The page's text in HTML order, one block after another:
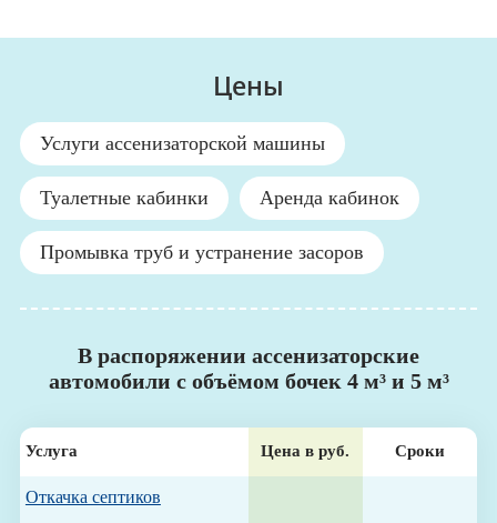
Цены
Услуги ассенизаторской машины
Туалетные кабинки Аренда кабинок
Промывка труб и устранение засоров
В распоряжении ассенизаторские
автомобили с объёмом бочек 4 м³ и 5 м³
Услуга Цена в руб. Сроки
Откачка септиков